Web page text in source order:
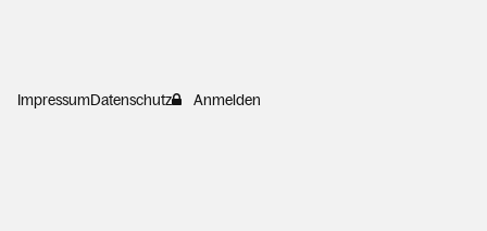
ImpressumDatenschutz Anmelden